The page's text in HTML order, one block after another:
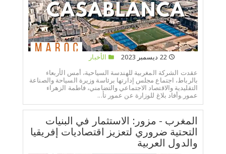
22 ديسمبر 2023
الأخبار
عقدت الشركة المغربية للهندسة السياحية، أمس الأربعاء
بالرباط، اجتماع مجلس إدارتها برئاسة وزيرة السياحة والصناعة
التقليدية والاقتصاد الاجتماعي والتضامني، فاطمة الزهراء
عمور.وأفاد بلاغ للوزارة عن عمور تأ...
المغرب - مزور: الاستثمار في البنيات
التحتية ضروري لتعزيز اقتصاديات إفريقيا
والدول العربية